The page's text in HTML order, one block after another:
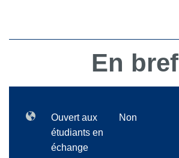
En bref
Ouvert aux
étudiants en
échange
Non